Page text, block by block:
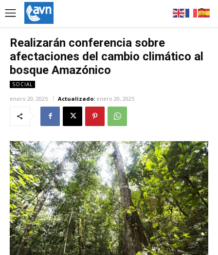
Realizarán conferencia sobre
afectaciones del cambio climático al
bosque Amazónico
SOCIAL
enero 20, 2025 Actualizado: enero 20, 2025